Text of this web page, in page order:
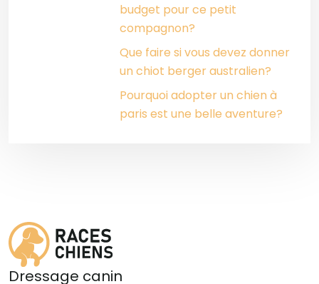
budget pour ce petit
compagnon?
Que faire si vous devez donner
un chiot berger australien?
Pourquoi adopter un chien à
paris est une belle aventure?
Dressage canin